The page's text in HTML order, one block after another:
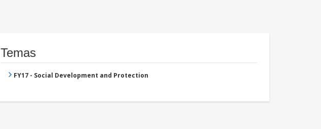
Temas
FY17 - Social Development and Protection